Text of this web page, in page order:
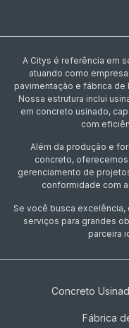
A Citys é referência em
atuando como
pavimentação e fábrica
Nossa estrutura inclui
em concreto usinado,
com
Além da produção e
concreto,
gerenciamento de
conformidade com
Se você busca
serviços para grandes
parceira
Concreto
Fábrica